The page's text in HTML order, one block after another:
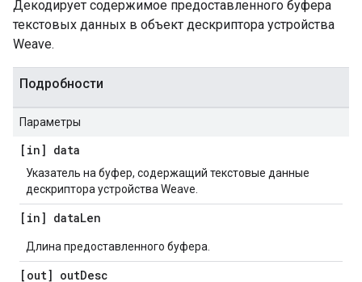
Декодирует содержимое предоставленного буфера
текстовых данных в объект дескриптора устройства
Weave.
Подробности
Параметры
[in] data
Указатель на буфер, содержащий текстовые данные
дескриптора устройства Weave.
[in] dataLen
Длина предоставленного буфера.
[out] outDesc